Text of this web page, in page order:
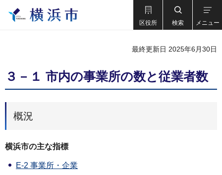
区役所 検索 メニュー
最終更新日 2025年6月30日
３－１ 市内の事業所の数と従業者数
概況
横浜市の主な指標
E-2 事業所・企業